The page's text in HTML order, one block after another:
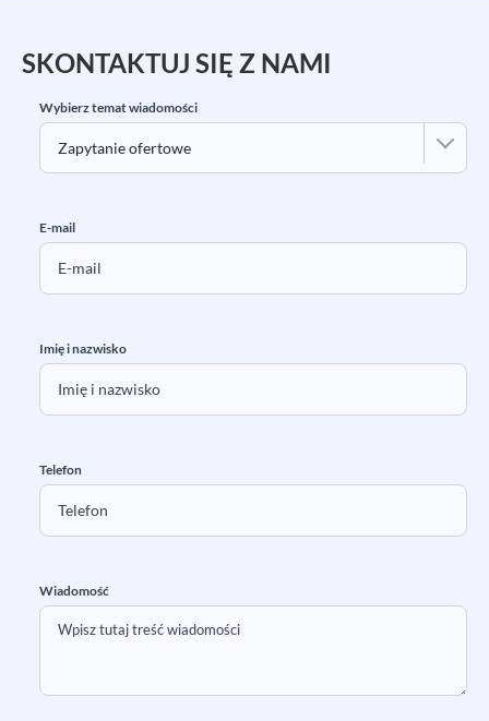
SKONTAKTUJ SIĘ Z NAMI
Wybierz temat wiadomości
E-mail
Imię i nazwisko
Telefon
Wiadomość